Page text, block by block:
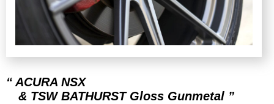
“ ACURA NSX
& TSW BATHURST Gloss Gunmetal ”